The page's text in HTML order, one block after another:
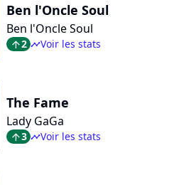
Ben l'Oncle Soul
Ben l'Oncle Soul
arrow_top2 timelineVoir les stats
The Fame
Lady GaGa
arrow_top3 timelineVoir les stats